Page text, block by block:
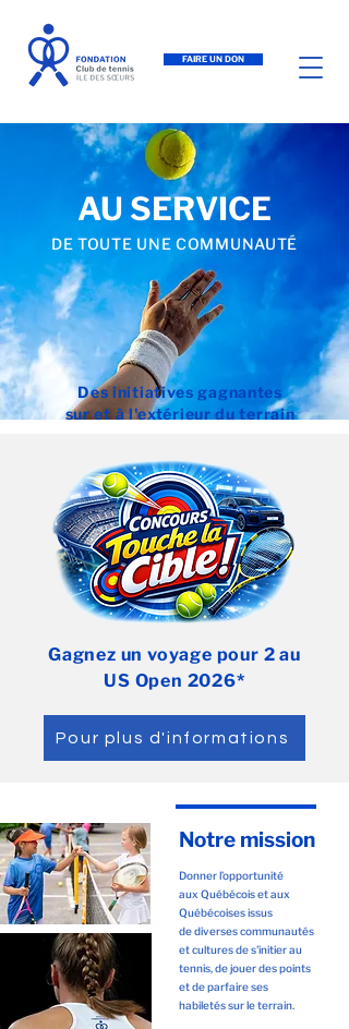
FAIRE UN DON
AU SERVICE
DE TOUTE UNE COMMUNAUTÉ
Des initiatives gagnantes
sur et à l'extérieur du terrain
Gagnez un voyage pour 2 au
US Open 2026*
Pour plus d'informations
Notre mission
Donner l’opportunité
aux Québécois et aux
Québécoises issus
dediverses communautés
et cultures de s'initier au
tennis, de jouer des points
et de parfaire ses
habiletés sur le terrain.